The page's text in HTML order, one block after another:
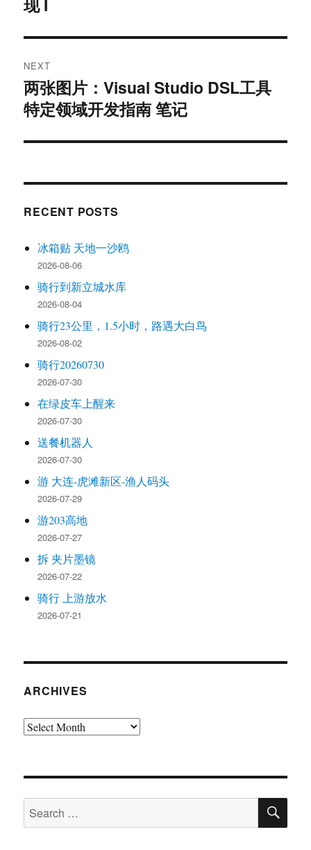
NEXT
Next
post:
两张图片：Visual Studio DSL工具
特定领域开发指南 笔记
RECENT POSTS
冰箱贴 天地一沙鸥
2026-08-06
骑行到新立城水库
2026-08-04
骑行23公里，1.5小时，路遇大白鸟
2026-08-02
骑行20260730
2026-07-30
在绿皮车上醒来
2026-07-30
送餐机器人
2026-07-30
游 大连-虎滩新区-渔人码头
2026-07-29
游203高地
2026-07-27
拆 夹片墨镜
2026-07-22
骑行 上游放水
2026-07-21
ARCHIVES
Archives
Search
for: